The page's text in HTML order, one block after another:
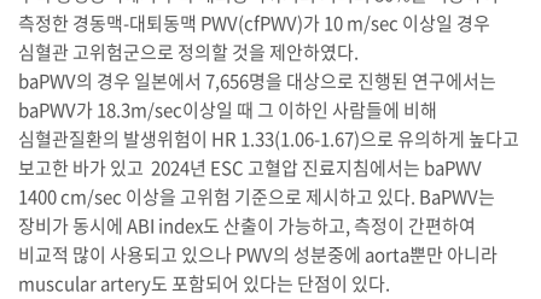
측정한 경동맥-대퇴동맥 PWV(cfPWV)가 10 m/sec 이상일 경우
심혈관 고위험군으로 정의할 것을 제안하였다.
baPWV의 경우 일본에서 7,656명을 대상으로 진행된 연구에서는
baPWV가 18.3m/sec이상일 때 그 이하인 사람들에 비해
심혈관질환의 발생위험이 HR 1.33(1.06-1.67)으로 유의하게 높다고
보고한 바가 있고 2024년 ESC 고혈압 진료지침에서는 baPWV
1400 cm/sec 이상을 고위험 기준으로 제시하고 있다. BaPWV는
장비가 동시에 ABI index도 산출이 가능하고, 측정이 간편하여
비교적 많이 사용되고 있으나 PWV의 성분중에 aorta뿐만 아니라
muscular artery도 포함되어 있다는 단점이 있다.